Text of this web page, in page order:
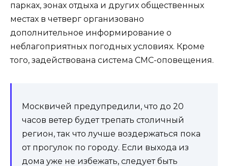
парках, зонах отдыха и других общественных
местах в четверг организовано
дополнительное информирование о
неблагоприятных погодных условиях. Кроме
того, задействована система СМС-оповещения.
Москвичей предупредили, что до 20
часов ветер будет трепать столичный
регион, так что лучше воздержаться пока
от прогулок по городу. Если выхода из
дома уже не избежать, следует быть